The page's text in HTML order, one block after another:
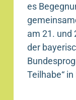
es
am 21. und
der
Teilhabe“